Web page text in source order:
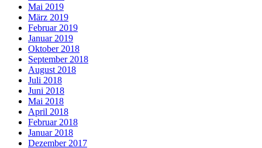
Mai 2019
März 2019
Februar 2019
Januar 2019
Oktober 2018
September 2018
August 2018
Juli 2018
Juni 2018
Mai 2018
April 2018
Februar 2018
Januar 2018
Dezember 2017